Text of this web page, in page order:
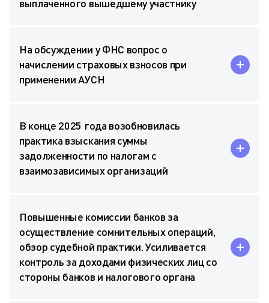
выплаченного вышедшему участнику
На обсуждении у ФНС вопрос о
начислении страховых взносов при
применении АУСН
В конце 2025 года возобновилась
практика взыскания суммы
задолженности по налогам с
взаимозависимых организаций
Повышенные комиссии банков за
осуществление сомнительных операций,
обзор судебной практики. Усиливается
контроль за доходами физических лиц со
стороны банков и налогового органа